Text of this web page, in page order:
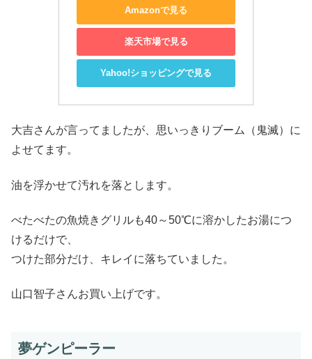
Amazonで見る
楽天市場で見る
Yahoo!ショッピングで見る
大吉さんが言ってましたが、思いっきりブーム（鬼滅）に
よせてます。
油を浮かせて汚れを落とします。
べたべたの魚焼きグリルも40～50℃に溶かしたお湯につ
けるだけで、
つけた部分だけ、キレイに落ちていました。
山口智子さんお買い上げです。
夢ゲンピーラー